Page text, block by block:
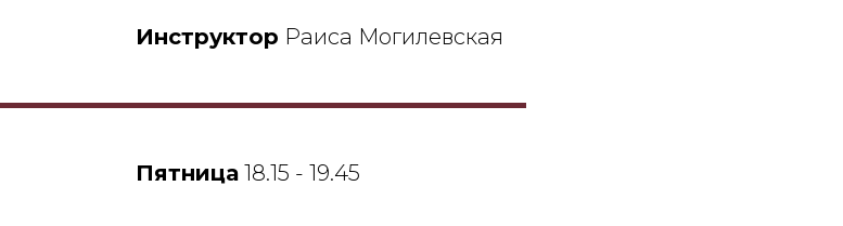
Инструктор Раиса Могилевская
Пятница 18.15 - 19.45